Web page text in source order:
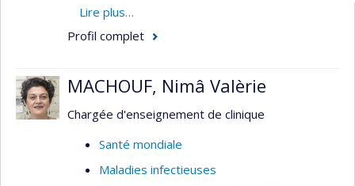
Intersectionnalité
Analyse intersectionnelle des politiques
Équité et justice sociale
Santé sexuelle et reproductive
Lire plus…
Profil complet
MACHOUF, Nimâ Valèrie
Chargée d'enseignement de clinique
Santé mondiale
Maladies infectieuses